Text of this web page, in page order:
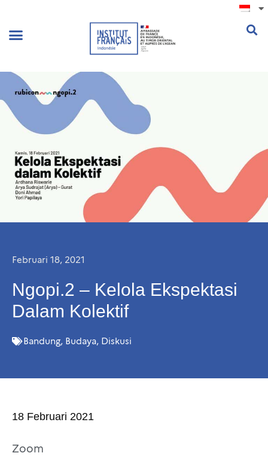
Februari 18, 2021
Ngopi.2 – Kelola Ekspektasi
Dalam Kolektif
Bandung, Budaya, Diskusi
18 Februari 2021
Zoom